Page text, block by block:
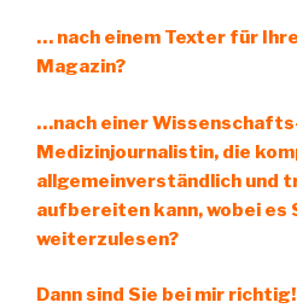
… nach einem Texter für
Magazin?
…nach einer
Medizinjournalistin, die
allgemeinverständlich und
aufbereiten kann, wobei es
weiterzulesen?
Dann sind Sie bei mir richtig!